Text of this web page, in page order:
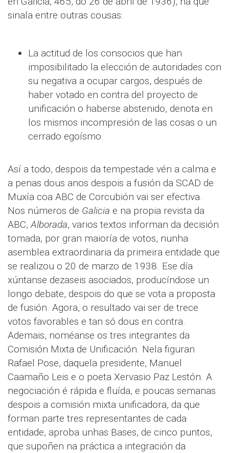
sinala entre outras cousas:
La actitud de los consocios que han
imposibilitado la elección de autoridades con
su negativa a ocupar cargos, después de
haber votado en contra del proyecto de
unificación o haberse abstenido, denota en
los mismos incompresión de las cosas o un
cerrado egoísmo.
Así a todo, despois da tempestade vén a calma e
a penas dous anos despois a fusión da SCAD de
Muxía coa ABC de Corcubión vai ser efectiva.
Nos números de Galicia e na propia revista da
ABC,Alborada, varios textos informan da decisión
tomada, por gran maioría de votos, nunha
asemblea extraordinaria da primeira entidade que
se realizou o 20 de marzo de 1938. Ese día
xúntanse dezaseis asociados, producíndose un
longo debate, despois do que se vota a proposta
de fusión. Agora, o resultado vai ser de trece
votos favorables e tan só dous en contra.
Ademais, noméanse os tres integrantes da
Comisión Mixta de Unificación. Nela figuran
Rafael Pose, daquela presidente, Manuel
Caamaño Leis e o poeta Xervasio Paz Lestón. A
negociación é rápida e fluída, e poucas semanas
despois a comisión mixta unificadora, da que
forman parte tres representantes de cada
entidade, aproba unhas Bases, de cinco puntos,
que supoñen na práctica a integración da